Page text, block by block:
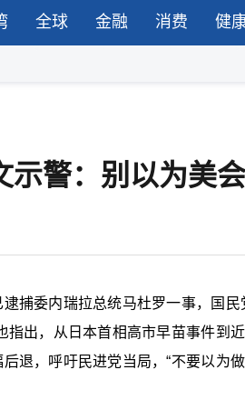
全球 金融 消费 健
警：别以为美
捕委内瑞拉总统马杜罗一事，国
出，从日本首相高市早苗事件到
退，呼吁民进党当局，“不要以为